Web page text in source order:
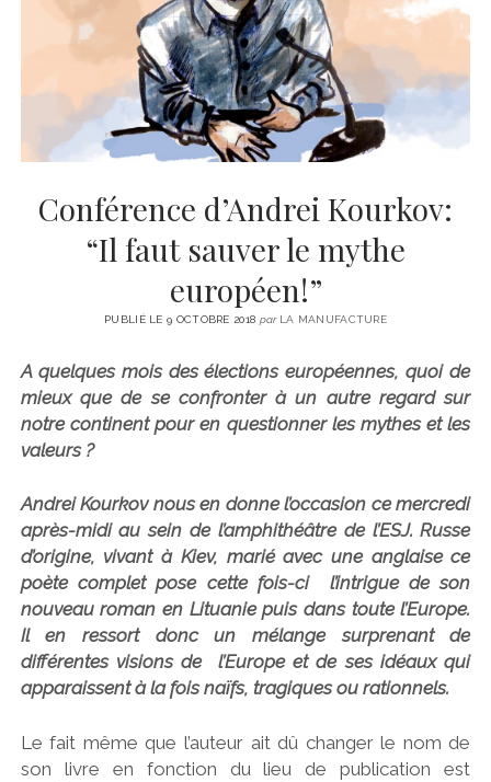
CINÉMA
LITTÉRATURE
ÉCONOMIE
SPORT
MÉDIAS
SANTÉ
instagram
emailemail-
form
Conférence d’Andrei Kourkov:
“Il faut sauver le mythe
européen!”
PUBLIÉ LE 9 OCTOBRE 2018 parLA MANUFACTURE
A quelques mois des élections européennes, quoi de
mieux que de se confronter à un autre regard sur
notre continent pour en questionner les mythes et les
valeurs ?
Andrei Kourkov nous en donne l’occasion ce mercredi
après-midi au sein de l’amphithéâtre de l’ESJ. Russe
d’origine, vivant à Kiev, marié avec une anglaise ce
poète complet pose cette fois-ci l’intrigue de son
nouveau roman en Lituanie puis dans toute l’Europe.
Il en ressort donc un mélange surprenant de
différentes visions de l’Europe et de ses idéaux qui
apparaissent à la fois naïfs, tragiques ou rationnels.
Le fait même que l’auteur ait dû changer le nom de
son livre en fonction du lieu de publication est